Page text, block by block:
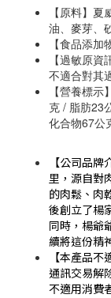
【原料】
油、麥芽、
【食品添加
【過敏原
不適合對其
【營養標
克 / 脂肪23
化合物67公
【公司品
里，源自對
的肉鬆、肉
後創立了楊
同時，楊爺
續將這份精
【本產品
通訊交易解
不適用消費